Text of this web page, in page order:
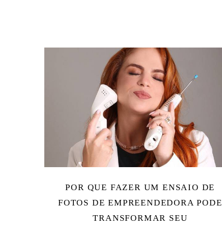
POR QUE FAZER UM ENSAIO DE
FOTOS DE EMPREENDEDORA PODE
TRANSFORMAR SEU